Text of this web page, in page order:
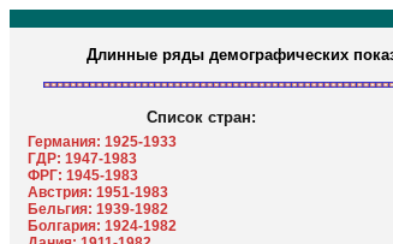
Длинные ряды демографических
Список стран:
Германия: 1925-1933
ГДР: 1947-1983
ФРГ: 1945-1983
Австрия: 1951-1983
Бельгия: 1939-1982
Болгария: 1924-1982